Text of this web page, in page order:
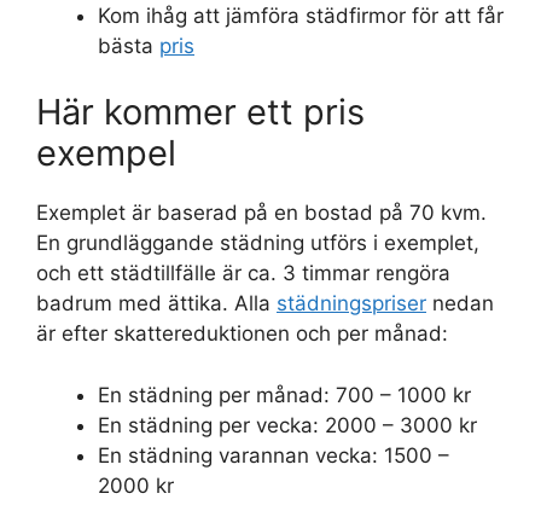
Kom ihåg att jämföra städfirmor för att får
bästa pris
Här kommer ett pris
exempel
Exemplet är baserad på en bostad på 70 kvm.
En grundläggande städning utförs i exemplet,
och ett städtillfälle är ca. 3 timmar rengöra
badrum med ättika. Alla städningspriser nedan
är efter skattereduktionen och per månad:
En städning per månad: 700 – 1000 kr
En städning per vecka: 2000 – 3000 kr
En städning varannan vecka: 1500 –
2000 kr